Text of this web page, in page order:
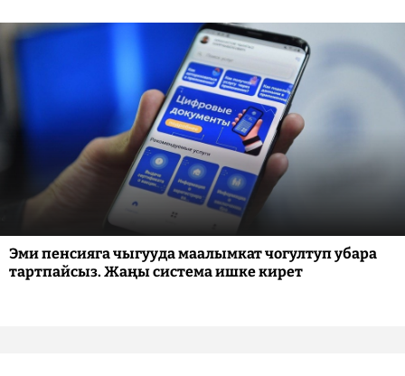
Эми пенсияга чыгууда маалымкат чогултуп убара
тартпайсыз. Жаңы система ишке кирет